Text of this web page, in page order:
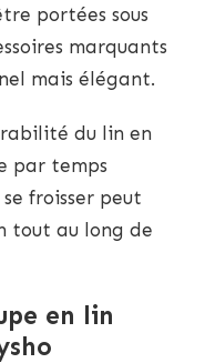
portées sous
marquants
mais élégant.
du lin en
par temps
froisser peut
tout au long de
en lin